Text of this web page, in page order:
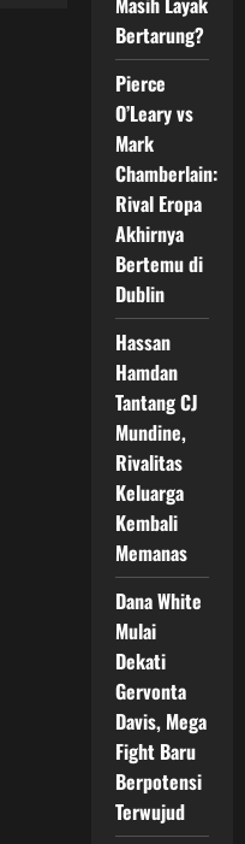
Bertarung?
Pierce
O’Leary vs
Mark
Chamberlain:
Rival Eropa
Akhirnya
Bertemu di
Dublin
Hassan
Hamdan
Tantang CJ
Mundine,
Rivalitas
Keluarga
Kembali
Memanas
Dana White
Mulai
Dekati
Gervonta
Davis, Mega
Fight Baru
Berpotensi
Terwujud